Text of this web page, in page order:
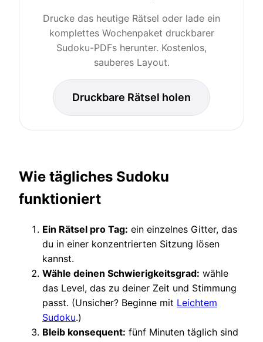
Drucke das heutige Rätsel oder lade ein
komplettes Wochenpaket druckbarer
Sudoku-PDFs herunter. Kostenlos,
sauberes Layout.
Druckbare Rätsel holen
Wie tägliches Sudoku
funktioniert
Ein Rätsel pro Tag: ein einzelnes Gitter, das
du in einer konzentrierten Sitzung lösen
kannst.
Wähle deinen Schwierigkeitsgrad: wähle
das Level, das zu deiner Zeit und Stimmung
passt. (Unsicher? Beginne mit Leichtem
Sudoku.)
Bleib konsequent: fünf Minuten täglich sind